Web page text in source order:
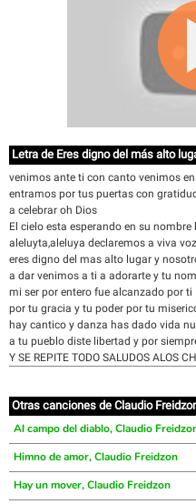
Letra de Eres digno del más alto
venimos ante ti con canto venimos
entramos por tus puertas con
a celebrar oh Dios
El cielo esta esperando en su nombre
aleluyta,aleluya declaremos a viva voz
eres digno del mas alto lugar y
a dar venimos a ti a adorarte y tu
mi ser por entero fue alcanzado por ti
por tu gracia y tu poder por tu
hay cantico y danza has dado vida
a tu pueblo diste libertad y por
Y SE REPITE TODO SALUDOS ALOS
Otras canciones de Claudio
Al campo del diablo, Claudio
Himno de amor, Claudio Freidzon
Hay un mover, Claudio Freidzon